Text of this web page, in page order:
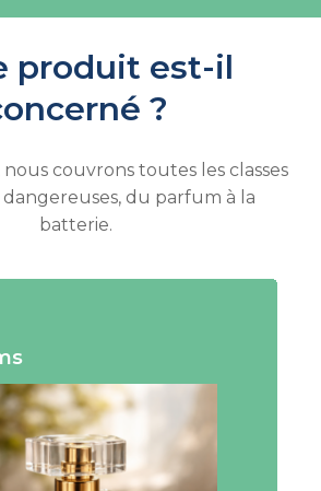
produit est-il
?
couvrons toutes les classes
du parfum à la
batterie.